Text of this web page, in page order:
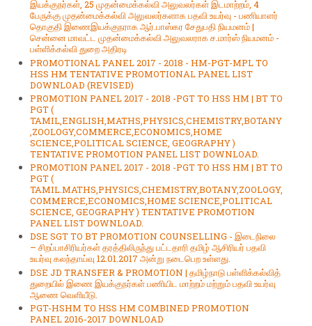
இயக்குநர்கள், 25 முதன்மைக்கல்வி அலுவலர்கள் இடமாற்றம், 4
பேருக்கு முதன்மைக்கல்வி அலுவலர்களாக பதவி உயர்வு - பணியாளர்
தொகுதி இணைஇயக்குநராக ஆர்.பாஸ்கர சேதுபதி நியமனம் |
சென்னை மாவட்ட முதன்மைக்கல்வி அலுவலராக ச.மார்ஸ் நியமனம் -
பள்ளிக்கல்வி துறை அதிரடி
PROMOTIONAL PANEL 2017 - 2018 - HM-PGT-MPL TO
HSS HM TENTATIVE PROMOTIONAL PANEL LIST
DOWNLOAD (REVISED)
PROMOTION PANEL 2017 - 2018 -PGT TO HSS HM | BT TO
PGT (
TAMIL,ENGLISH,MATHS,PHYSICS,CHEMISTRY,BOTANY
,ZOOLOGY,COMMERCE,ECONOMICS,HOME
SCIENCE,POLITICAL SCIENCE, GEOGRAPHY )
TENTATIVE PROMOTION PANEL LIST DOWNLOAD.
PROMOTION PANEL 2017 - 2018 -PGT TO HSS HM | BT TO
PGT (
TAMIL.MATHS,PHYSICS,CHEMISTRY,BOTANY,ZOOLOGY,
COMMERCE,ECONOMICS,HOME SCIENCE,POLITICAL
SCIENCE, GEOGRAPHY ) TENTATIVE PROMOTION
PANEL LIST DOWNLOAD.
DSE SGT TO BT PROMOTION COUNSELLING - இடைநிலை
– சிறப்பாசிரியர்கள் தரத்திலிருந்து பட்டதாரி தமிழ் ஆசிரியர் பதவி
உயர்வு கலந்தாய்வு 12.01.2017 அன்று நடைபெற உள்ளது.
DSE JD TRANSFER & PROMOTION | தமிழ்நாடு பள்ளிக்கல்வித்
துறையில் இணை இயக்குநர்கள் பணியிட மாற்றம் மற்றும் பதவி உயர்வு
ஆணை வெளியீடு.
PGT-HSHM TO HSS HM COMBINED PROMOTION
PANEL 2016-2017 DOWNLOAD